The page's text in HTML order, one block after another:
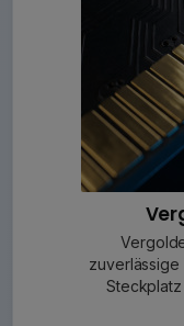
zuverlässige